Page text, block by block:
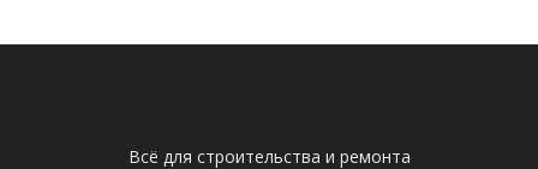
Всё для строительства и ремонта